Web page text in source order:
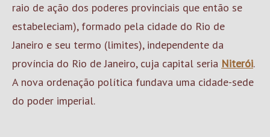
raio de ação dos poderes provinciais que então se
estabeleciam), formado pela cidade do Rio de
Janeiro e seu termo (limites), independente da
província do Rio de Janeiro, cuja capital seria Niterói.
A nova ordenação política fundava uma cidade-sede
do poder imperial.